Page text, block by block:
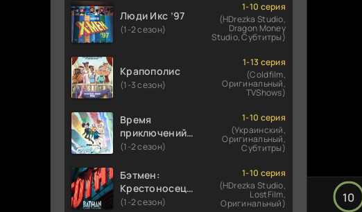
Люди Икс ’97
(1-2 сезон)
1-10 серия
(HDrezka Studio,
Dragon Money
Studio, Субтитры)
Крапополис
(1-3 сезон)
1-13 серия
(Coldfilm,
Оригинальный,
TVShows)
Время
приключений:
Фионна и Кейк
(1-2 сезон)
1-10 серия
(Украинский,
Оригинальный,
Субтитры)
Бэтмен:
Крестоносец в
плаще
(1-2 сезон)
1-10 серия
(HDrezka Studio,
LostFilm,
Оригинальный) 10